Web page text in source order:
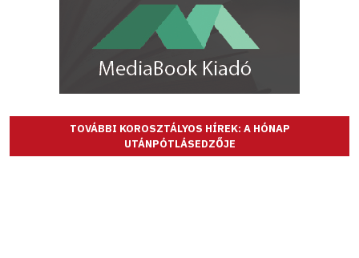
TOVÁBBI KOROSZTÁLYOS HÍREK: A HÓNAP
UTÁNPÓTLÁSEDZŐJE